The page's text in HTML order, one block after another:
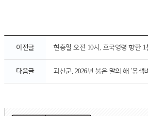
이전글 현충일 오전 10시, 호국영령 향한 1
다음글 괴산군, 2026년 붉은 말의 해 ‘유색